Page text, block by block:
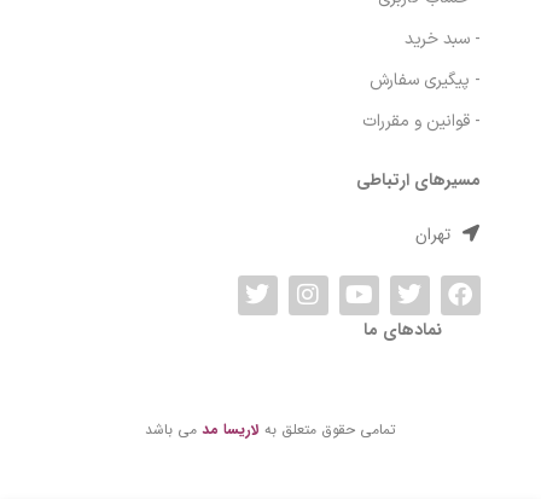
- حساب کاربری
- پیگیری سفارش
- قوانین و مقررات